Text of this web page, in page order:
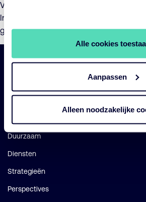
Alle cookies
Aanpassen
Alleen noodzakelijke
Voor meer informatie met betrekking tot
Index Aandelenfonds Opkomende
graag naar deToelichting (pdf)en het
links
Duurzaam
Diensten
Strategieën
Perspectives